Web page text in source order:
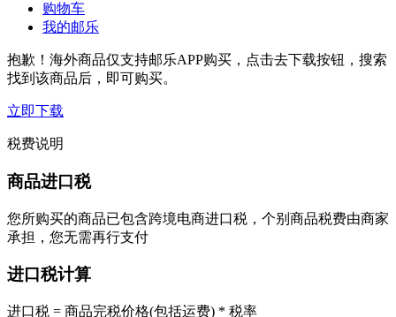
购物车
我的邮乐
抱歉！海外商品仅支持邮乐APP购买，点击去下载按钮，搜索
找到该商品后，即可购买。
立即下载
税费说明
商品进口税
您所购买的商品已包含跨境电商进口税，个别商品税费由商家
承担，您无需再行支付
进口税计算
进口税 = 商品完税价格(包括运费) * 税率